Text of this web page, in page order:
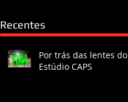
Recentes
Por trás das lentes do
Estúdio CAPS